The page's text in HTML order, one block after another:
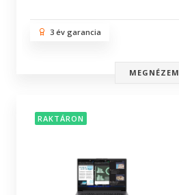
3 év garancia
MEGNÉZEM
RAKTÁRON